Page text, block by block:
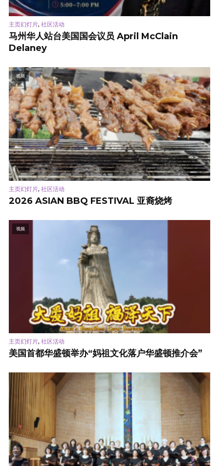
主页幻灯片, 社区活动
马州华人站台美国国会议员 April McClain
Delaney
视频
主页幻灯片, 社区活动
2026 ASIAN BBQ FESTIVAL 亚裔烧烤
视频
主页幻灯片, 社区活动
美国首都华盛顿举办“妈祖文化落户华盛顿推介会”